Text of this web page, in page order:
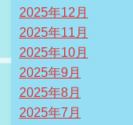
2025年12月
2025年11月
2025年10月
2025年9月
2025年8月
2025年7月